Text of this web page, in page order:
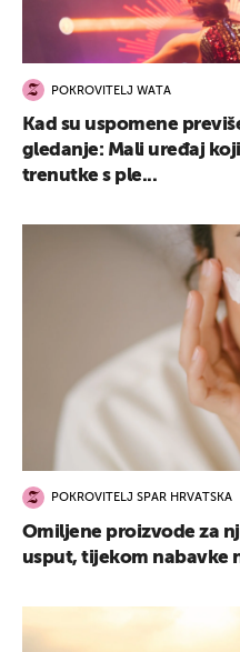
POKROVITELJ WATA
Kad su uspomene
gledanje: Mali uređaj
trenutke s ple...
POKROVITELJ SPAR HRVATSKA
Omiljene proizvode za
usput, tijekom nabavke